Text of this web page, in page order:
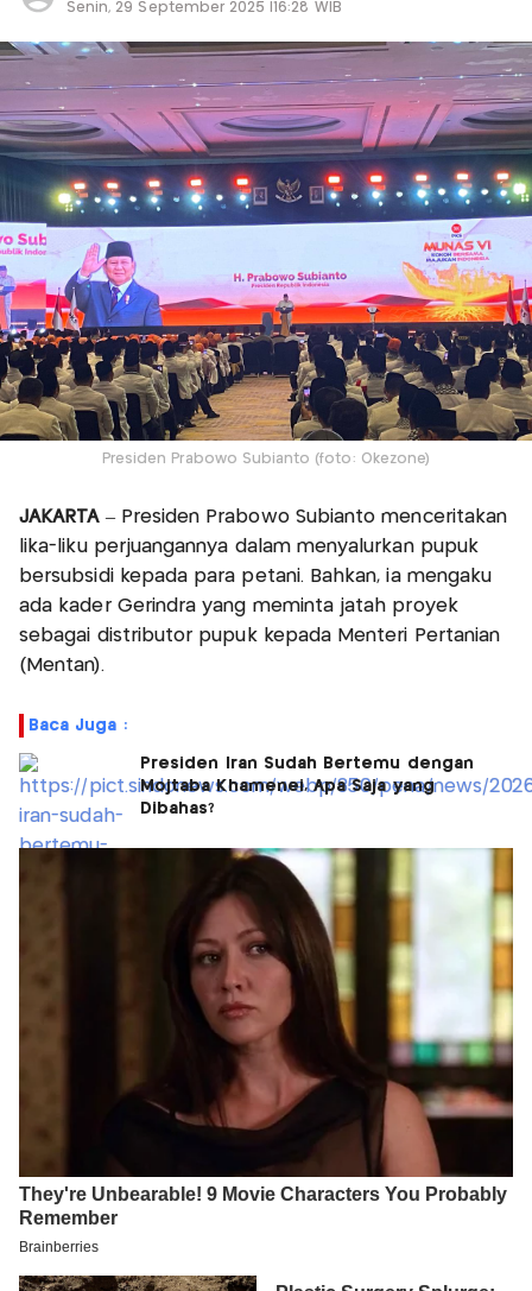
Senin, 29 September 2025 |16:28 WIB
Presiden Prabowo Subianto (foto: Okezone)
JAKARTA– Presiden Prabowo Subianto menceritakan
lika-liku perjuangannya dalam menyalurkan pupuk
bersubsidi kepada para petani. Bahkan, ia mengaku
ada kader Gerindra yang meminta jatah proyek
sebagai distributor pupuk kepada Menteri Pertanian
(Mentan).
Baca Juga :
Presiden Iran Sudah Bertemu dengan
Mojtaba Khamenei, Apa Saja yang
Dibahas?